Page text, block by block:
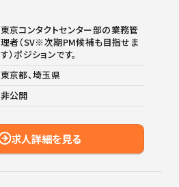
東京コンタクトセンター部の業務管
理者（SV※次期PM候補も目指せま
す）ポジションです。
東京都、埼玉県
非公開
求人詳細を見る